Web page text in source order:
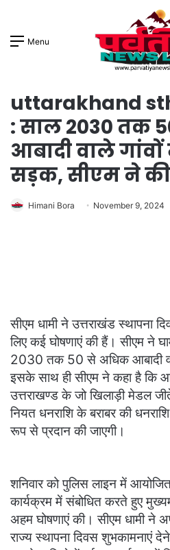
Menu
uttarakhand
: साल 2030 तक
आबादी वाले
सड़क, सीएम ने
Himani Bora November 9, 2024
सीएम धामी ने उत्तराखंड स्थापना
लिए कई घोषणाएं की हैं। सीएम ने
2030 तक 50 से अधिक आबादी
इसके साथ ही सीएम ने कहा है कि
उत्तराखण्ड के जो खिलाड़ी मेडल
नियत धनराशि के बराबर की धनराशि
रूप से प्रदान की जाएगी।
शनिवार को पुलिस लाइन में
कार्यक्रम में संबोधित करते हुए
अहम घोषणाएं की। सीएम धामी
राज्य स्थापना दिवस शुभकामनाएं